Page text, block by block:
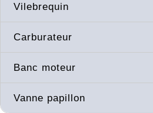
Vilebrequin
Carburateur
Banc moteur
Vanne papillon